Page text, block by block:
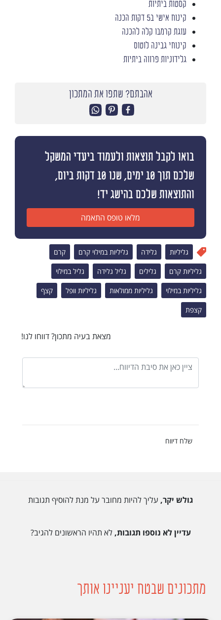
קסטות ביתיות
קינוח אישי ב5 דקות הכנה
עוגת קרמבו קלה להכנה
קינוחי גבינה לוטוס
גלידוניות פרווה ביתיות
אהבתם? שתפו את המתכון
בואו לקבל תוצאות ולעמוד ביעדי המשקל
שלכם תוך 10 ימים, שנו 10 דקות ביום,
והתוצאות שלכם בהישג יד!
מלאו טופס התאמה
גליליות גלידה גליליות במילוי קרם קרם
גליליות קרם גלילים גליל גלידה גליל במילוי
גליליות במילוי גליליות ממולאות גליליות וופל קצף
קצפת
מצאת בעיה מתכון? דווחו לנו!
שלח דיווח
גולש יקר, עליך להיות מחובר על מנת להוסיף תגובות
עדיין לא נוספו תגובות,לא תהיו הראשונים להגיב?
מתכונים שבטח יעניינו אותך